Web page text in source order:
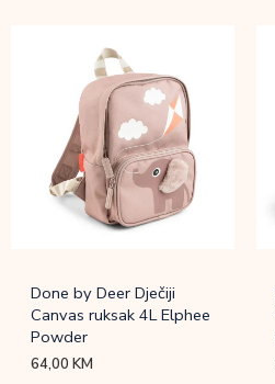
Done by Deer Dječiji
Canvas ruksak 4L Elphee
Powder
64,00KM